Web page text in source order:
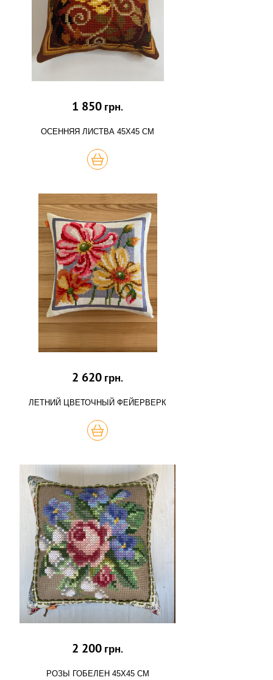
1 850 грн.
ОСЕННЯЯ ЛИСТВА 45Х45 СМ
КУПИТЬ
2 620 грн.
ЛЕТНИЙ ЦВЕТОЧНЫЙ ФЕЙЕРВЕРК
КУПИТЬ
2 200 грн.
РОЗЫ ГОБЕЛЕН 45Х45 СМ